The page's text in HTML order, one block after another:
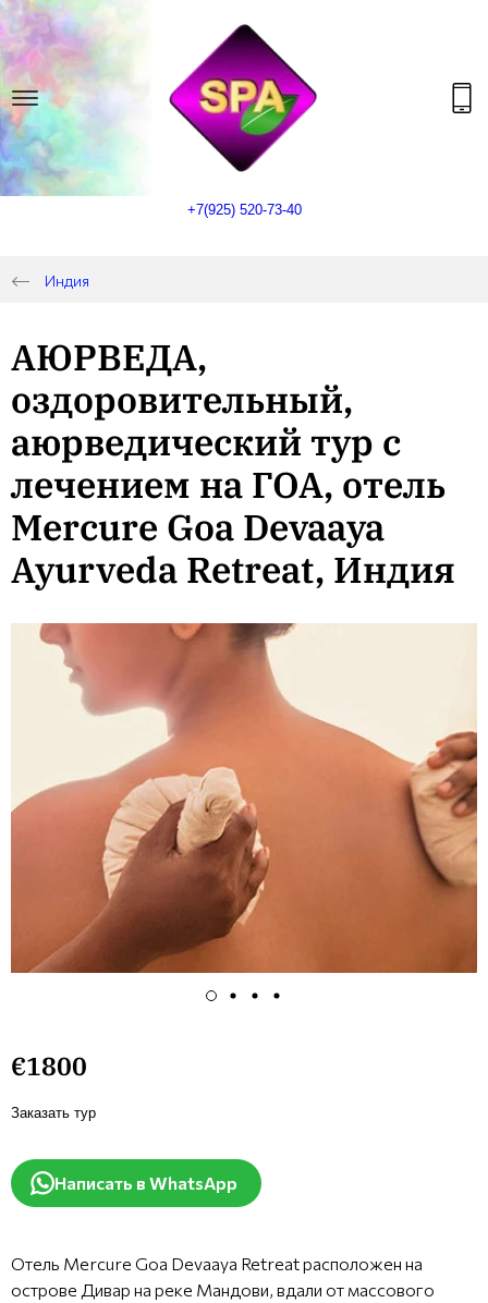
+7(925) 520-73-40
Индия
АЮРВЕДА,
оздоровительный,
аюрведический тур с
лечением на ГОА, отель
Mercure Goa Devaaya
Ayurveda Retreat, Индия
€1800
Заказать тур
Написать в WhatsApp
Отель Mercure Goa Devaaya Retreat расположен на
острове Дивар на реке Мандови, вдали от массового